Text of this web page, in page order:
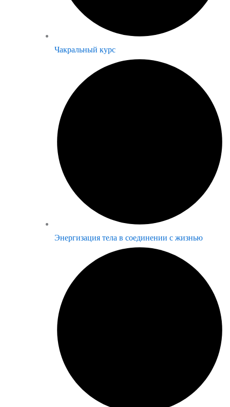
Чакральный курс
Энергизация тела в соединении с жизнью